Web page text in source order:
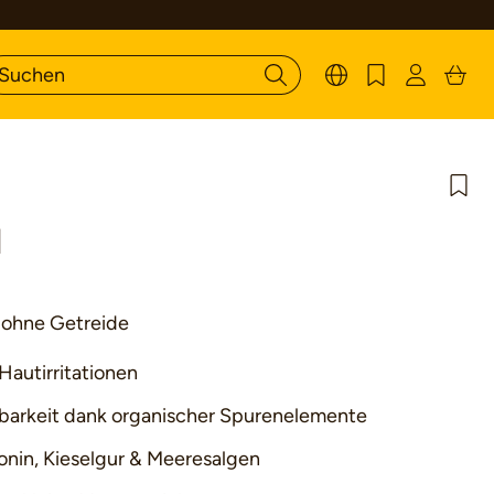
Getreide
dank organischer Spurenelemente
Kieselgur & Meeresalgen